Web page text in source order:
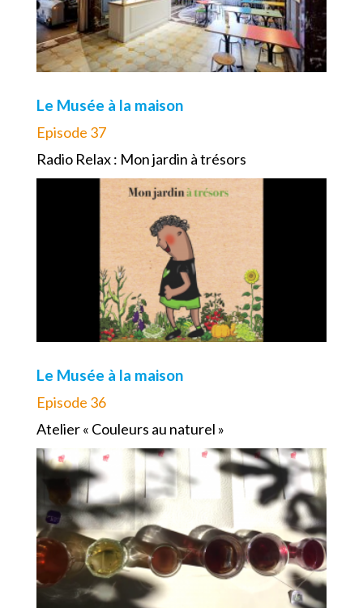
Le Musée à la maison
Episode 37
Radio Relax : Mon jardin à trésors
Le Musée à la maison
Episode 36
Atelier « Couleurs au naturel »